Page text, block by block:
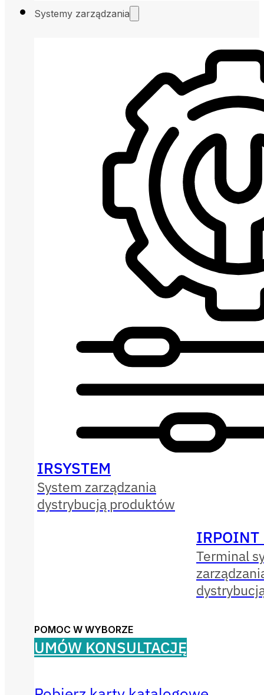
Systemy zarządzania
IRSYSTEM
System zarządzania
dystrybucją produktów
IRPOINT
Terminal
POMOC W WYBORZE
UMÓW KONSULTACJĘ